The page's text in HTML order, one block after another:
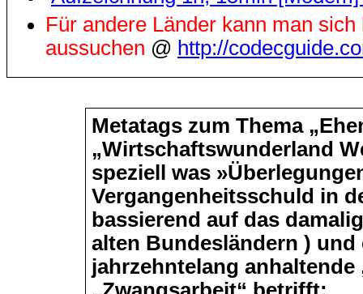
Für andere Länder kann man
aussuchen @ http://
Metatags zum Thema
„Wirtschaftswunderland
speziell was
Vergangenheitsschuld in
bassierend auf das
alten Bundesländern )
jahrzehntelang